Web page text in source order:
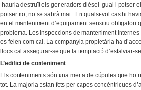
hauria destruït els generadors dièsel igual i potser
potser no, no se sabrà mai. En qualsevol cas hi
en el manteniment d’equipament sensitiu obligatori
problema. Les inspeccions de manteniment
es feien com cal. La companyia propietària ha
llocs cal assegurar-se que la temptació d’estalviar-
L’edifici de conteniment
Els conteniments són una mena de cúpules que ho
tot. La majoria estan fets per capes concèntriques